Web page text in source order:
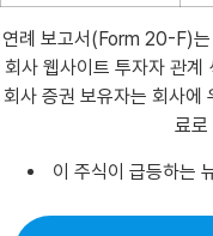
연례 보고서(Form 20-F)
회사 웹사이트 투자자 관계
회사 증권 보유자는 회사에
료로
이 주식이 급등하는